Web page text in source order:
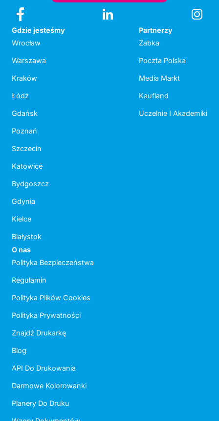
Gdzie jesteśmy
Wrocław
Warszawa
Kraków
Łódź
Gdańsk
Poznań
Szczecin
Katowice
Bydgoszcz
Gdynia
Kielce
Białystok
Partnerzy
Żabka
Poczta Polska
Media Markt
Kaufland
Uczelnie I Akademiki
O nas
Polityka Bezpieczeństwa
Regulamin
Polityka Plików Cookies
Polityka Prywatności
Znajdź Drukarkę
Blog
API Do Drukowania
Darmowe Kolorowanki
Planery Do Druku